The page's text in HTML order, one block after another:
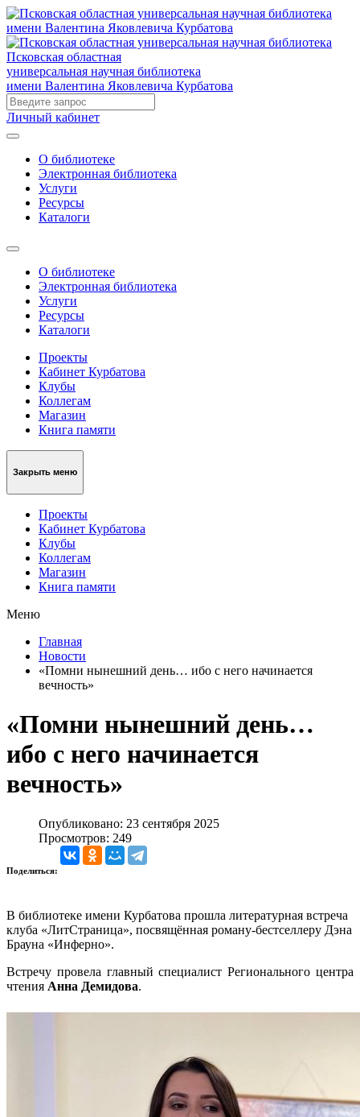
Псковская областная
универсальная научная библиотека
имени Валентина Яковлевича Курбатова
Личный кабинет
О библиотеке
Электронная библиотека
Услуги
Ресурсы
Каталоги
О библиотеке
Электронная библиотека
Услуги
Ресурсы
Каталоги
Проекты
Кабинет Курбатова
Клубы
Коллегам
Магазин
Книга памяти
Закрыть меню
Проекты
Кабинет Курбатова
Клубы
Коллегам
Магазин
Книга памяти
Меню
Главная
Новости
«Помни нынешний день… ибо с него начинается
вечность»
«Помни нынешний день…
ибо с него начинается
вечность»
Опубликовано: 23 сентября 2025
Просмотров: 249
Поделиться:
В библиотеке имени Курбатова прошла литературная встреча
клуба «ЛитСтраница», посвящённая роману-бестселлеру Дэна
Брауна «Инферно».
Встречу провела главный специалист Регионального центра
чтения Анна Демидова.